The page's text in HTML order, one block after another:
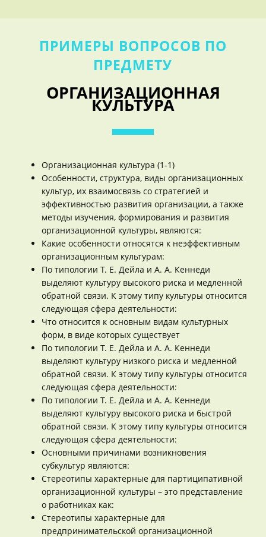
ПРИМЕРЫ ВОПРОСОВ ПО
ПРЕДМЕТУ
ОРГАНИЗАЦИОННАЯ
КУЛЬТУРА
Организационная культура (1-1)
Особенности, структура, виды организационных
культур, их взаимосвязь со стратегией и
эффективностью развития организации, а также
методы изучения, формирования и развития
организационной культуры, являются:
Какие особенности относятся к неэффективным
организационным культурам:
По типологии Т. Е. Дейла и А. А. Кеннеди
выделяют культуру высокого риска и медленной
обратной связи. К этому типу культуры относится
следующая сфера деятельности:
Что относится к основным видам культурных
форм, в виде которых существует
По типологии Т. Е. Дейла и А. А. Кеннеди
выделяют культуру низкого риска и медленной
обратной связи. К этому типу культуры относится
следующая сфера деятельности:
По типологии Т. Е. Дейла и А. А. Кеннеди
выделяют культуру высокого риска и быстрой
обратной связи. К этому типу культуры относится
следующая сфера деятельности:
Основными причинами возникновения
субкультур являются:
Стереотипы характерные для партиципативной
организационной культуры – это представление
о работниках как:
Стереотипы характерные для
предпринимательской организационной